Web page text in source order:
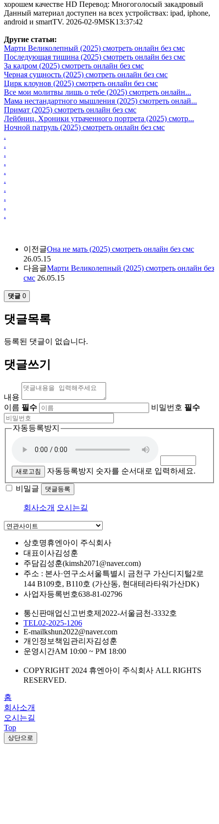
хорошем качестве HD Перевод: Многоголосый закадровый
Данный материал доступен на всех устройствах: ipad, iphone,
android и smartTV. 2026-02-9MSK13:37:42
Другие статьи:
Марти Великолепный (2025) смотреть онлайн без смс
Последующая тишина (2025) смотреть онлайн без смс
За кадром (2025) смотреть онлайн без смс
Черная сущность (2025) смотреть онлайн без смс
Цирк клоунов (2025) смотреть онлайн без смс
Все мои молитвы лишь о тебе (2025) смотреть онлайн...
Мама нестандартного мышления (2025) смотреть онлай...
Примат (2025) смотреть онлайн без смс
Лейбниц. Хроники утраченного портрета (2025) смотр...
Ночной патруль (2025) смотреть онлайн без смс
.
.
.
.
.
.
.
.
.
.
이전글Она не мать (2025) смотреть онлайн без смс
26.05.15
다음글Марти Великолепный (2025) смотреть онлайн без
смс 26.05.15
댓글 0
댓글목록
등록된 댓글이 없습니다.
댓글쓰기
내용
이름 필수 비밀번호 필수
자동등록방지
새로고침 자동등록방지 숫자를 순서대로 입력하세요.
비밀글 댓글등록
회사소개 오시는길
상호명휴엔아이 주식회사
대표이사김성훈
주담김성훈(kimsh2071@naver.com)
주소 : 본사·연구소서울특별시 금천구 가산디지털2로
144 B109호, B110호 (가산동, 현대테라타워가산DK)
사업자등록번호638-81-02796
통신판매업신고번호제2022-서울금천-3332호
TEL02-2025-1206
E-mailkshun2022@naver.com
개인정보책임관리자김성훈
운영시간AM 10:00 ~ PM 18:00
COPYRIGHT 2024 휴엔아이 주식회사 ALL RIGHTS
RESERVED.
홈
회사소개
오시는길
Top
상단으로